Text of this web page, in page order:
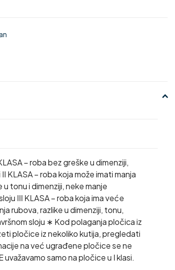
– roba bez greške u dimenziji,
KLASA – roba koja može imati manja
tonu i dimenziji, neke manje
III KLASA – roba koja ima veće
rubova, razlike u dimenziji, tonu,
sloju ∗ Kod polaganja pločica iz
pločice iz nekoliko kutija, pregledati
na već ugrađene pločice se ne
uvažavamo samo na pločice u I klasi.